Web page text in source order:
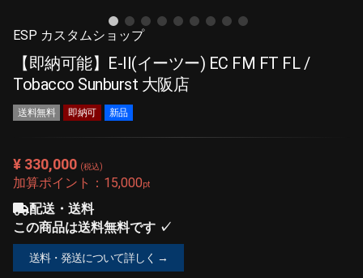
ESP カスタムショップ
【即納可能】E-II(イーツー) EC FM FT FL /
Tobacco Sunburst 大阪店
送料無料 即納可 新品
¥ 330,000 (税込)
加算ポイント： 15,000pt
配送・送料
この商品は送料無料です ✓
送料・発送について詳しく →